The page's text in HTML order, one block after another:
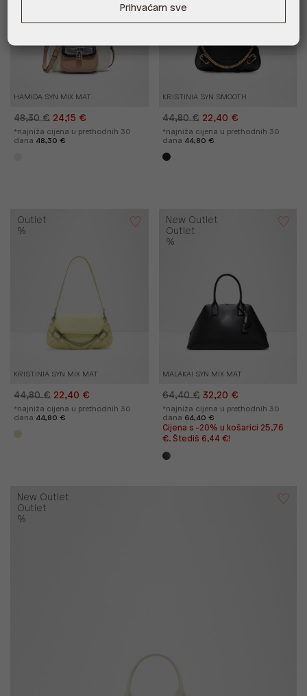
HAMIDA SYN MIX MAT
48,30 € 24,15 €
*najniža cijena u prethodnih 30
dana 48,30 €
KRISTINIA SYN SMOOTH
44,80 € 22,40 €
*najniža cijena u prethodnih 30
dana 44,80 €
KRISTINIA SYN MIX MAT
Outlet
%
44,80 € 22,40 €
*najniža cijena u prethodnih 30
dana 44,80 €
MALAKAI SYN MIX MAT
New Outlet
Outlet
%
64,40 € 32,20 €
*najniža cijena u prethodnih 30
dana 64,40 €
Cijena s -20% u košarici 25,76
€. Štediš 6,44 €!
New Outlet
Outlet
%
Prihvaćam sve